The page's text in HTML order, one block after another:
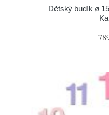
Dětský budík ø